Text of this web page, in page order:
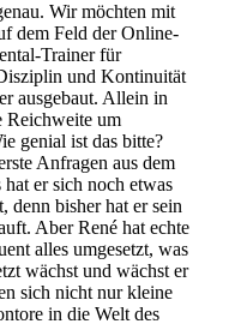
Wir möchten mit
dem Feld der Online-
Trainer für
und Kontinuität
ausgebaut. Allein in
Reichweite um
genial ist das bitte?
Anfragen aus dem
er sich noch etwas
denn bisher hat er sein
Aber René hat echte
alles umgesetzt, was
wächst und wächst er
sich nicht nur kleine
in die Welt des